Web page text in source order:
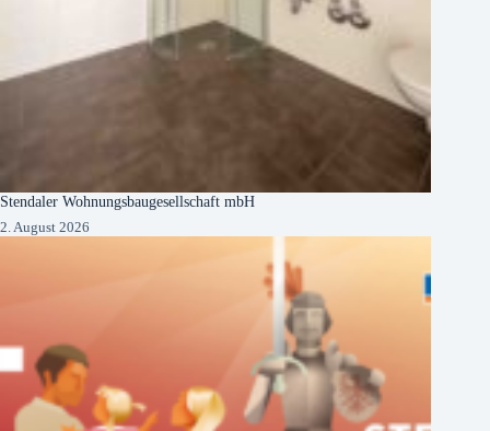
Stendaler Wohnungsbaugesellschaft mbH
2. August 2026